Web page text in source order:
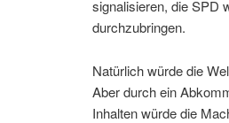
signalisieren, die SPD
durchzubringen.
Natürlich würde die
Aber durch ein
Inhalten würde die